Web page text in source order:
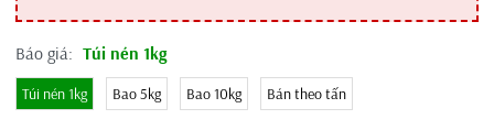
Báo giá: Túi nén 1kg
Túi nén 1kg Bao 5kg Bao 10kg Bán theo tấn